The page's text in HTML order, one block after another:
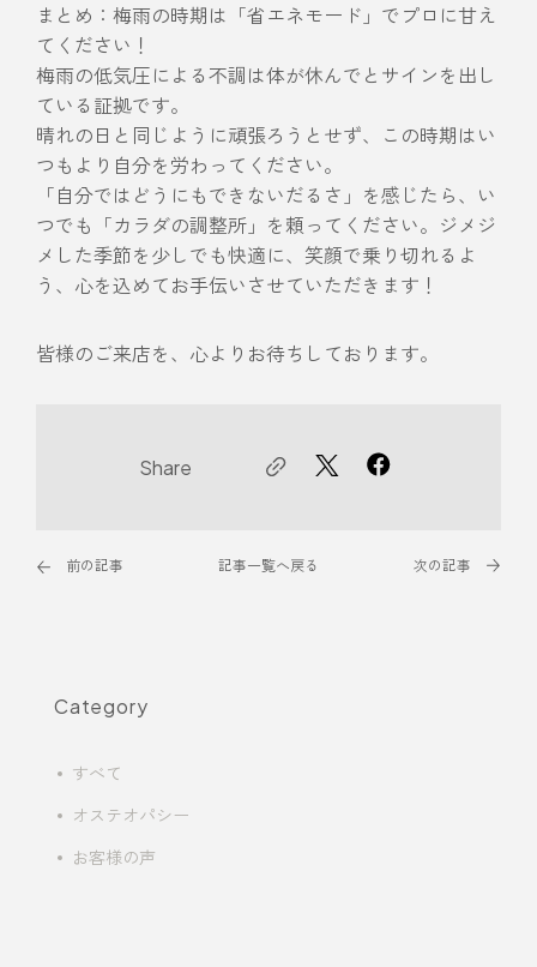
まとめ：梅雨の時期は「省エネモード」でプロに甘え
てください！
梅雨の低気圧による不調は体が休んでとサインを出し
ている証拠です。
晴れの日と同じように頑張ろうとせず、この時期はい
つもより自分を労わってください。
「自分ではどうにもできないだるさ」を感じたら、い
つでも「カラダの調整所」を頼ってください。ジメジ
メした季節を少しでも快適に、笑顔で乗り切れるよ
う、心を込めてお手伝いさせていただきます！
皆様のご来店を、心よりお待ちしております。
Share
前の記事 記事一覧へ戻る 次の記事
Category
すべて
オステオパシー
お客様の声